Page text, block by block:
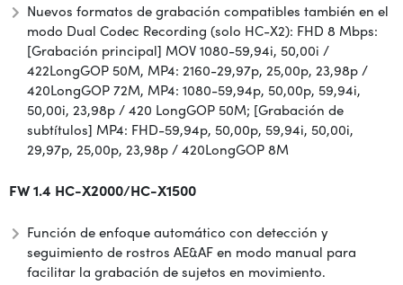
Nuevos formatos de grabación compatibles también en el
modo Dual Codec Recording (solo HC-X2): FHD 8 Mbps:
[Grabación principal] MOV 1080-59,94i, 50,00i /
422LongGOP 50M, MP4: 2160-29,97p, 25,00p, 23,98p /
420LongGOP 72M, MP4: 1080-59,94p, 50,00p, 59,94i,
50,00i, 23,98p / 420 LongGOP 50M; [Grabación de
subtítulos] MP4: FHD-59,94p, 50,00p, 59,94i, 50,00i,
29,97p, 25,00p, 23,98p / 420LongGOP 8M
FW 1.4 HC-X2000/HC-X1500
Función de enfoque automático con detección y
seguimiento de rostros AE&AF en modo manual para
facilitar la grabación de sujetos en movimiento.